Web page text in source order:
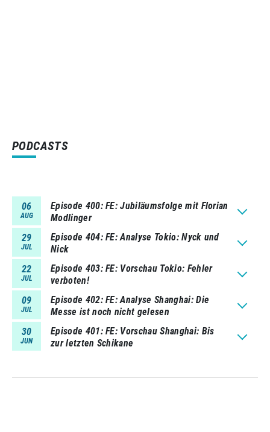
PODCASTS
06
AUG
Episode 400 FE: Jubiläumsfolge mit Florian
Modlinger
29
JUL
Episode 404 FE: Analyse Tokio: Nyck und
Nick
22
JUL
Episode 403 FE: Vorschau Tokio: Fehler
verboten!
09
JUL
Episode 402 FE: Analyse Shanghai: Die
Messe ist noch nicht gelesen
30
JUN
Episode 401 FE: Vorschau Shanghai: Bis
zur letzten Schikane